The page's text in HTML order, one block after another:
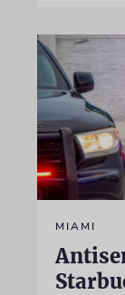
MIAMI